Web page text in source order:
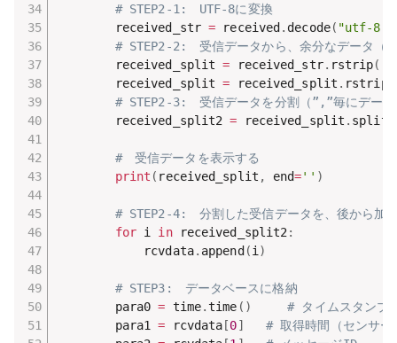
# STEP2-1:　UTF-8に変換
        received_str
= received . decode( "utf-8"
# STEP2-2:　受信データから、余分なデータ
        received_split
= received_str. rstrip(
        received_split
= received_split . rstrip
# STEP2-3:　受信データを分割（”,”毎にデー
        received_split2
= received_split . split
#　受信データを表示する
print ( received_split , end='' )
# STEP2-4:　分割した受信データを、後から加
for i in received_split2:
            rcvdata
. append (i )
# STEP3:　データベースに格納
        para0
= time.time ( )
# タイムスタンプ
        para1
= rcvdata [0]
# 取得時間（センサー